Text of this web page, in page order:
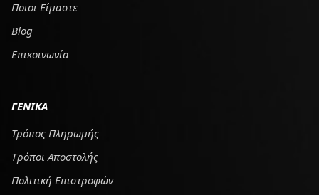
Ποιοι Είμαστε
Blog
Επικοινωνία
ΓΕΝΙΚΑ
Τρόπος Πληρωμής
Tρόποι Αποστολής
Πολιτική Επιστροφών